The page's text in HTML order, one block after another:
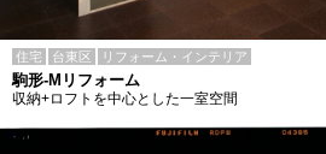
住宅 台東区 リフォーム・インテリア
駒形-Mリフォーム
収納+ロフトを中心とした一室空間